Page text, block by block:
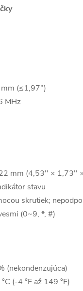
(≤1,97")
MHz
mm (4,53'' × 1,73''
stavu
skrutiek;
(0~9, *, #)
(nekondenzujúca)
(-4 °F až 149 °F)